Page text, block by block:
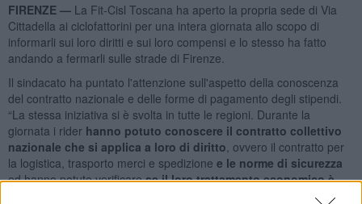
FIRENZE — La Fit-Cisl Toscana ha aperto la propria sede di Via
Cittadella ai ciclofattorini per una intera giornata allo scopo di
informarli sui loro diritti e sui loro compensi e lo stesso ha fatto
andando a fermarli sulle strade di Firenze.
Il sindacato ha puntato l'attenzione sull'aspetto della conoscenza
del contratto nazionale e delle forme di pagamento degli stipendi.
“La stessa iniziativa si è svolta in tutte le regioni. Durante la
giornata i rider hanno potuto conoscere il contratto collettivo
nazionale che si applica a loro di diritto , ovvero il contratto per
la logistica, trasporto merci e spedizione e le norme di sicurezza
ed hanno potuto verificarese il loro trattamento economico è